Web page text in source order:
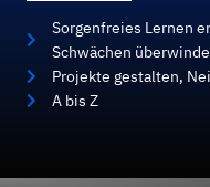
Sorgenfreies Lernen
Schwächen
Projekte gestalten,
A bis Z